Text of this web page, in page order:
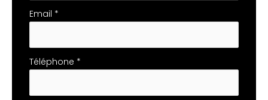
Email *
Téléphone *